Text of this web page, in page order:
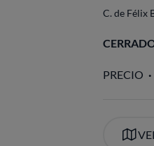
C. de Félix
PRECIO